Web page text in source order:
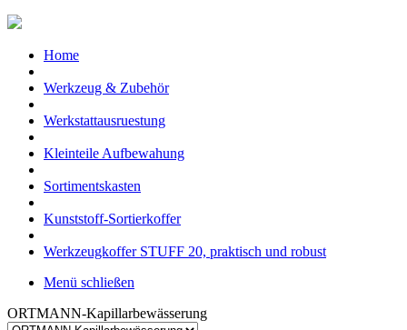
Home
Werkzeug & Zubehör
Werkstattausruestung
Kleinteile Aufbewahung
Sortimentskasten
Kunststoff-Sortierkoffer
Werkzeugkoffer STUFF 20, praktisch und robust
Menü schließen
ORTMANN-Kapillarbewässerung